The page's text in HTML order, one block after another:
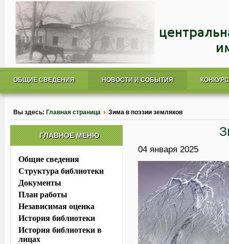
ОБЩИЕ СВЕДЕНИЯ НОВОСТИ И СОБЫТИЯ
Вы здесь: Главная страница Зима в поэзии земляков
04 января 2025
ГЛАВНОЕ МЕНЮ
Общие сведения
Структура библиотеки
Документы
План работы
Независимая оценка
История библиотеки
История библиотеки в
лицах